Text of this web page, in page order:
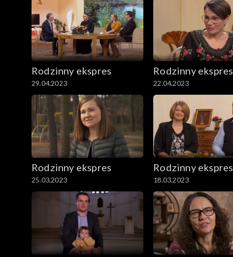
Rodzinny ekspres
29.04.2023
Rodzinny ekspres
22.04.2023
Rodzinny ekspres
25.03.2023
Rodzinny ekspres
18.03.2023